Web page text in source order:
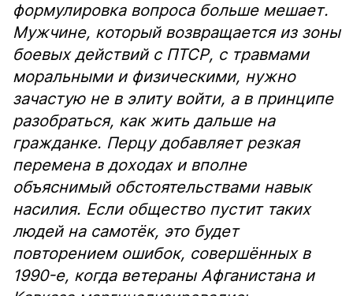
формулировка вопроса больше мешает.
Мужчине, который возвращается из зоны
боевых действий с ПТСР, с травмами
моральными и физическими, нужно
зачастую не в элиту войти, а в принципе
разобраться, как жить дальше на
гражданке. Перцу добавляет резкая
перемена в доходах и вполне
объяснимый обстоятельствами навык
насилия. Если общество пустит таких
людей на самотёк, это будет
повторением ошибок, совершённых в
1990-е, когда ветераны Афганистана и